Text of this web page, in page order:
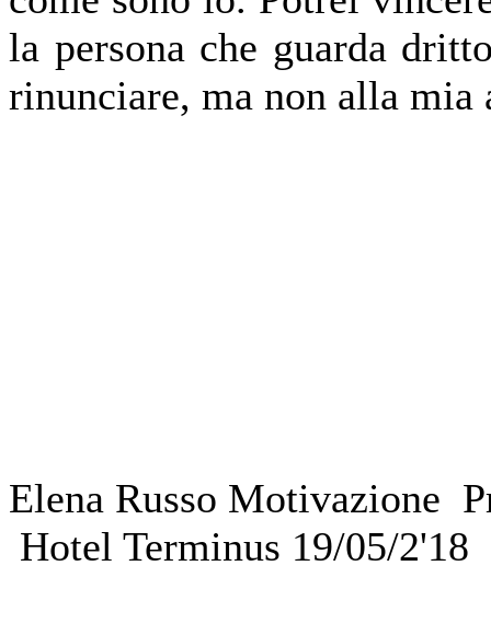
la persona che guarda
rinunciare, ma non alla mia
Elena Russo Motivazione
Hotel Terminus 19/05/2'18